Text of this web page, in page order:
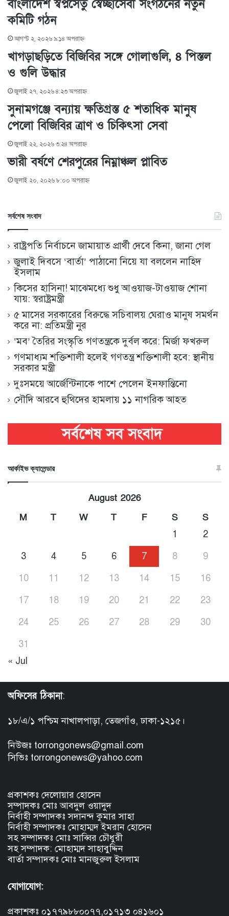
n
s
t
a
i
l
বাংলাদেশ স্বপ্নসেতু স্বেচ্ছাসেবী সংগঠনের নতুন
কমিটি গঠন
আগস্ট ২, ২০২৬ ৯:১৪ অপরাহ্ণ
খাগড়াছড়িতে বিজিবির সঙ্গে গোলাগুলি, ৪ পিস্তল
ও গুলি উদ্ধার
জুলাই ২৭, ২০২৬ ৪:২৩ অপরাহ্ণ
সুনামগঞ্জে বন্যায় ক্ষতিগ্রস্ত ৫ শতাধিক মানুষ
পেলো বিজিবির ত্রাণ ও চিকিৎসা সেবা
জুলাই ২২, ২০২৬ ৩:২৪ অপরাহ্ণ
ভারী বর্ষণে শেরপুরের নিম্নাঞ্চল প্লাবিত
জুলাই ২০, ২০২৬ ৮:০০ অপরাহ্ণ
সর্বশেষ সংবাদ
রাষ্ট্রপতি নির্বাচনে জামায়াত প্রার্থী দেবে কিনা, জানা গেল
জুলাই দিবসে ‘বার্তা’ পাঠানো নিয়ে যা বললেন নাহিদ
ইসলাম
কিসের হাসিনা! মাঝেমধ্যে শুধু আওয়াজ-টাওয়াজ শোনা
যায়: স্বরাষ্ট্রমন্ত্রী
৫ মাসের সরকারের বিরুদ্ধে সচিবালয় ঘেরাও মানুষ সমর্থন
করে না: প্রতিমন্ত্রী নুর
‘মব’ তৈরির সংস্কৃতি গণতন্ত্রকে দুর্বল করে: মির্জা ফখরুল
গণমাধ্যম শক্তিশালী হলেই গণতন্ত্র শক্তিশালী হবে: স্থানীয়
সরকার মন্ত্রী
দুঃসময়ে আর্জেন্টিনাকে পাশে পেলেন ইনফান্তিনো
সৌদি আরবে হুথিদের হামলায় ১১ নাগরিক আহত
আর্কাইভ ক্যালেন্ডার
August 2026
M
T W T F S S
1
2
3
4 5 6 7 8
9
10
11 12 13 14 15
16
17
18 19 20 21 22
23
24
25 26 27 28 29
30
31
« Jul
অফিসের ঠিকানা:
১৮/এ/১ পশ্চিম নাখালপাড়া, তেজগাঁও, ঢাকা-১২১৫।
নিউজঃ torrongonews@gmail.com
সিভিঃ torrongonews@yahoo.com
প্রকাশকঃ দেলোয়ার হোসেন
সম্পাদকঃ মোঃ আবদুল ওয়াদুদ
নির্বাহী সম্পাদকঃ সদানন্দ কুমার সাহা
নির্বাহী সম্পাদকঃ মোহাম্মদ ইমরান হোসেন
সহ সম্পাদকঃ মোঃ সাব্বির চৌধুরী
সহ সম্পাদক: মোহাম্মদ সাহাবুদ্দিন
বার্তা সম্পাদকঃ মোঃ মানজুরুল ইসলাম
যোগাযোগ:
প্রকাশকঃ ০১৭৭৯৮৮০০৭৭,০১৭১৩ ০৪১৬০১